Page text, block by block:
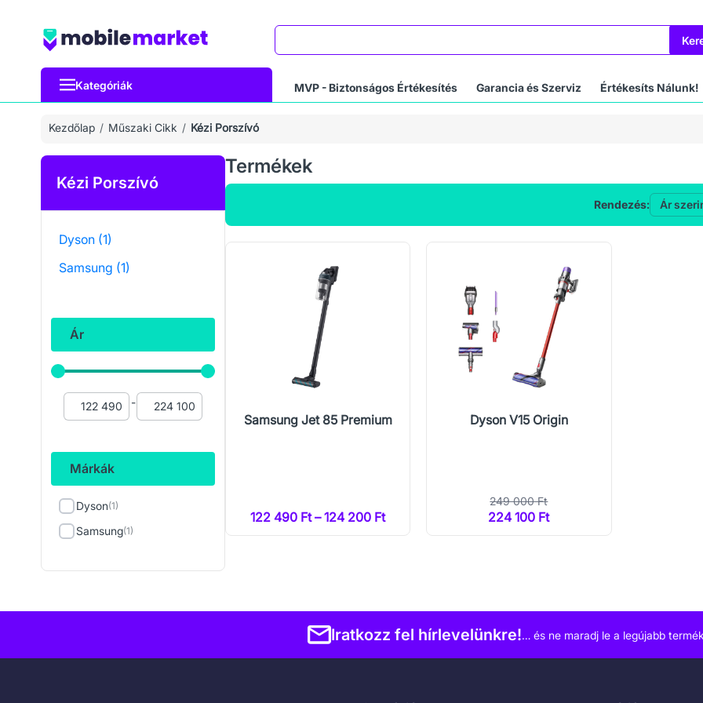
Kategóriák MVP - Biztonságos Értékesítés Garancia és Szerviz Értékesíts Nálunk!
Kezdőlap Műszaki Cikk Kézi Porszívó
Kézi Porszívó
Dyson (1)
Samsung (1)
Ár
-
Márkák
Dyson(1)
Samsung(1)
Termékek
Rendezés:
Samsung Jet 85 Premium
122 490 Ft – 124 200 Ft
Dyson V15 Origin
249 000 Ft
224 100 Ft
Iratkozz fel hírlevelünkre!… és ne maradj le a legújabb